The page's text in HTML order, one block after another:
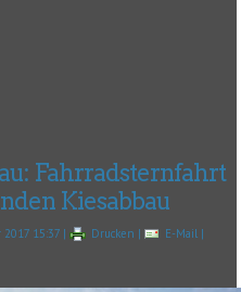
Fahrradsternfahrt
Kiesabbau
15:37 | Drucken | E-Mail |